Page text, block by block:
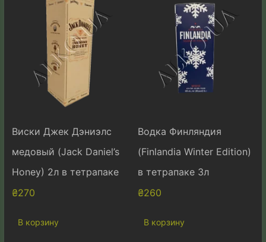
Виски Джек Дэниэлс
медовый (Jack Daniel’s
Honey) 2л в тетрапаке
₴270
В корзину
Водка Финляндия
(Finlandia Winter Edition)
в тетрапаке 3л
₴260
В корзину